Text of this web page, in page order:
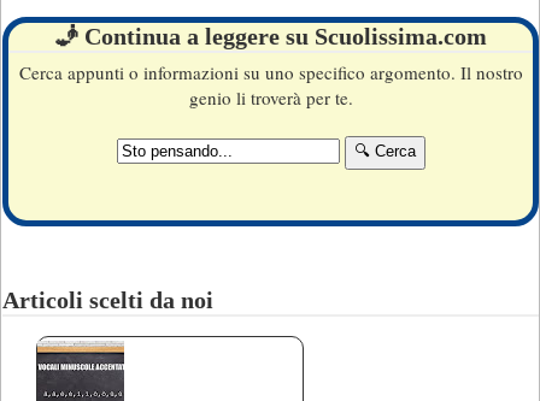
🧞 Continua a leggere su Scuolissima.com
Cerca appunti o informazioni su uno specifico argomento. Il nostro
genio li troverà per te.
Articoli scelti da noi